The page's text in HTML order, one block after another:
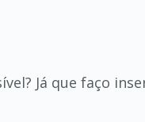
Já que faço